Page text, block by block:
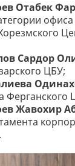
Отабек
офиса
Сардор
ЦБУ;
Ферганского
Жавохир